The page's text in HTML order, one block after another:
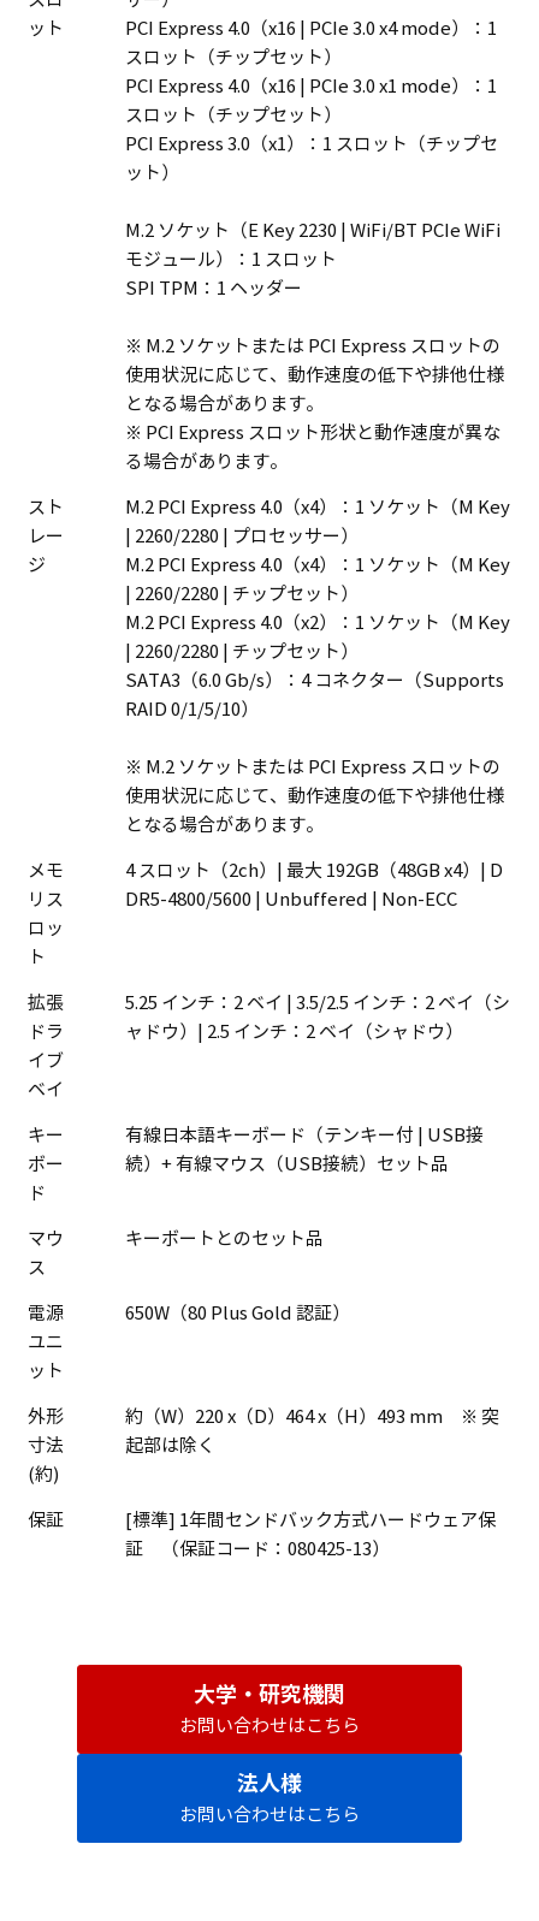
ット
PCI Express 4.0（x16 | PCIe 3.0 x4 mode）：1
スロット（チップセット）
PCI Express 4.0（x16 | PCIe 3.0 x1 mode）：1
スロット（チップセット）
PCI Express 3.0（x1）：1 スロット（チップセ
ット）
M.2 ソケット（E Key 2230 | WiFi/BT PCIe WiFi
モジュール）：1 スロット
SPI TPM：1 ヘッダー
※ M.2 ソケットまたは PCI Express スロットの
使用状況に応じて、動作速度の低下や排他仕様
となる場合があります。
※ PCI Express スロット形状と動作速度が異な
る場合があります。
スト
レー
ジ
M.2 PCI Express 4.0（x4）：1 ソケット（M Key
| 2260/2280 | プロセッサー）
M.2 PCI Express 4.0（x4）：1 ソケット（M Key
| 2260/2280 | チップセット）
M.2 PCI Express 4.0（x2）：1 ソケット（M Key
| 2260/2280 | チップセット）
SATA3（6.0 Gb/s）：4 コネクター（Supports
RAID 0/1/5/10）
※ M.2 ソケットまたは PCI Express スロットの
使用状況に応じて、動作速度の低下や排他仕様
となる場合があります。
メモ
リス
ロッ
ト
4 スロット（2ch）| 最大 192GB（48GB x4）| D
DR5-4800/5600 | Unbuffered | Non-ECC
拡張
ドラ
イブ
ベイ
5.25 インチ：2 ベイ | 3.5/2.5 インチ：2 ベイ（シ
ャドウ）| 2.5 インチ：2 ベイ（シャドウ）
キー
ボー
ド
有線日本語キーボード（テンキー付 | USB接
続）+ 有線マウス（USB接続）セット品
マウ
ス
キーボートとのセット品
電源
ユニ
ット
650W（80 Plus Gold 認証）
外形
寸法
(約)
約（W）220 x（D）464 x（H）493 mm ※ 突
起部は除く
保証
[標準] 1年間センドバック方式ハードウェア保
証 （保証コード：080425-13）
大学・研究機関
お問い合わせはこちら
法人様
お問い合わせはこちら